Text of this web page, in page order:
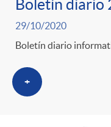
Boletín diario
29/10/2020
Boletín diario
+